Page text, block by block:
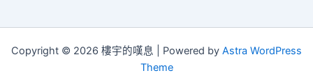
Copyright © 2026 樓宇的嘆息 | Powered by Astra WordPress
Theme